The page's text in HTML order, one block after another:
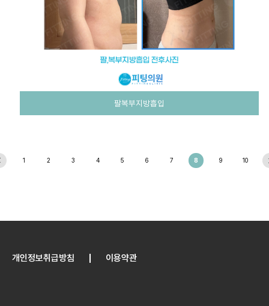
팔복부지방흡입
1 2 3 4 5 6 7 8 9 10
개인정보취급방침 이용약관